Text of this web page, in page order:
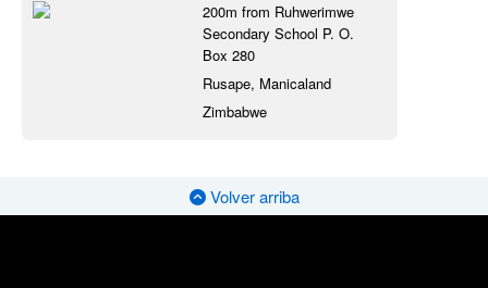
200m from Ruhwerimwe
Secondary School P. O.
Box 280
Rusape, Manicaland
Zimbabwe
Volver arriba